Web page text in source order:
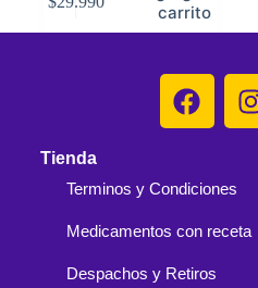
carrito
Tienda
Terminos y Condiciones
Medicamentos con receta
Despachos y Retiros